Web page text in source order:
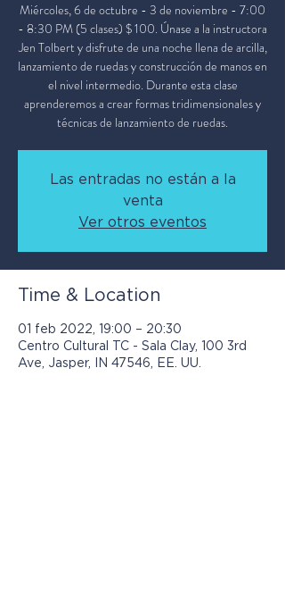
Miércoles, 6 de octubre - 3 de noviembre - 7:00
- 8:30 PM (5 clases) $ 100. Únase a la instructora
Jen Tolbert y disfrute de una noche llena de arcilla,
lanzamiento de ruedas y construcción de manos en
el nivel intermedio. Durante esta clase
aprenderemos a crear formas tridimensionales y
técnicas de lanzamiento de ruedas.
Las entradas no están a la
venta
Ver otros eventos
Time & Location
01 feb 2022, 19:00 – 20:30
Centro Cultural TC - Sala Clay, 100 3rd
Ave, Jasper, IN 47546, EE. UU.